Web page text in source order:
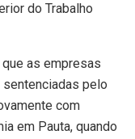
do Trabalho
as empresas
pelo
com
em Pauta, quando